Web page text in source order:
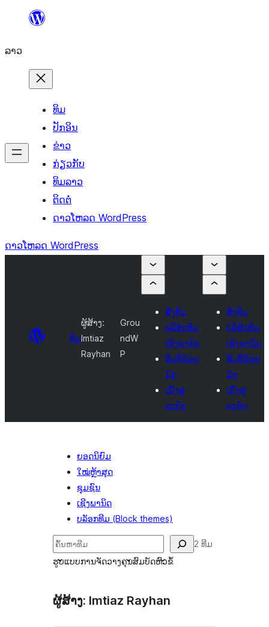
ທີ່
ເນື້ອຫາ
ລາວ
ທິມ
ປັກອິນ
ຂ່າວ
ກ່ຽວກັບ
ທິມລາວ
ຕິດຕໍ່
ດາວໂຫລດ WordPress
ດາວໂຫລດ WordPress
ທີມ
ຜູ້ສ້າງ:
Imtiaz
Rayhan
Grou
ndW
P
ສົ່ງທີມ
ບໍລິສັດທີມ
ເຊີງພານິດ
ທີມທີ່ຂ້ອຍ
ມັກ
ເຂົ້າສູ່
ລະບົບ
ສົ່ງທີມ
ບໍລິສັດທີມ
ເຊີງພານິດ
ທີມທີ່ຂ້ອຍ
ມັກ
ເຂົ້າສູ່
ລະບົບ
ຍອດນິຍົມ
ໃໝ່ຫຼ້າສຸດ
ຊຸມຊົນ
ເຊີງພານິດ
ບລັອກທີມ (Block themes)
ຄົ້ນຫາ
2 ທີມ
ຮູບແບບການຈັດວາງຄຸນສົມບັດຫົວຂໍ້
ຜູ້ສ້າງ: Imtiaz Rayhan